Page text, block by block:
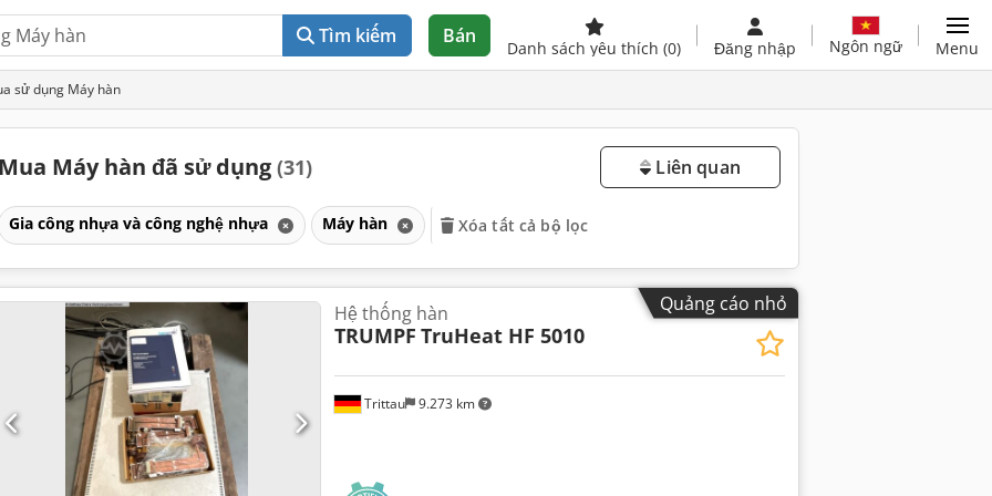
Tìm kiếm Bán
Danh sách yêu thích (0) Đăng nhập Ngôn ngữ Menu
sử dụng Máy hàn
Máy hàn đã sử dụng (31) Liên quan
Gia công nhựa và công nghệ nhựa Máy hàn Xóa tất cả bộ lọc
Quảng cáo nhỏ
Trittau 9.273 km
Hệ thống hàn
TRUMPF TruHeat HF 5010